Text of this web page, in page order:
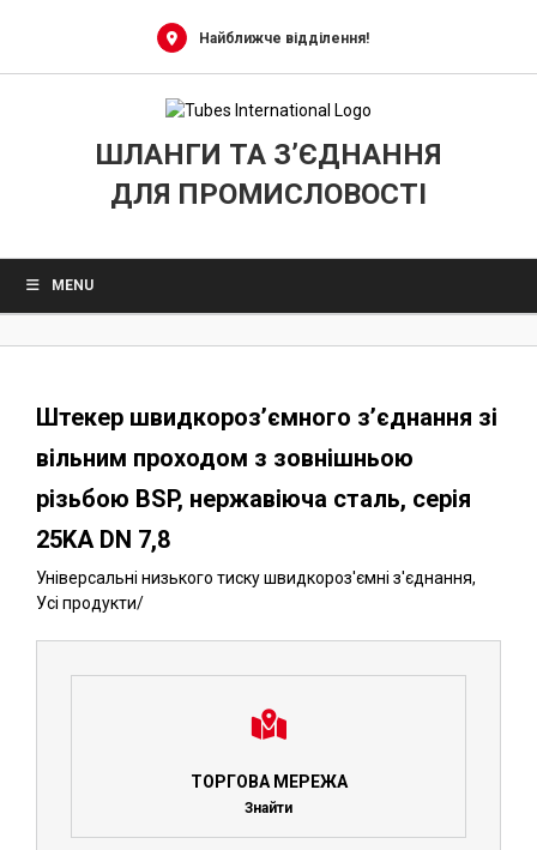
Найближче відділення!
ШЛАНГИ ТА З’ЄДНАННЯ
ДЛЯ ПРОМИСЛОВОСТІ
MENU
Штекер швидкороз’ємного з’єднання зі
вільним проходом з зовнішньою
різьбою BSP, нержавіюча сталь, серія
25KA DN 7,8
Універсальні низького тиску швидкороз'ємні з'єднання,
Усі продукти/
ТОРГОВА МЕРЕЖА
Знайти